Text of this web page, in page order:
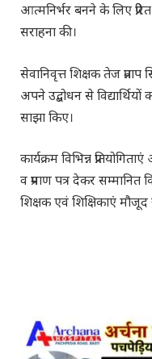
आत्मनिर्भर बनने के लिए
सराहना की।
सेवानिवृत्त शिक्षक तेज प्रताप
अपने उद्बोधन से
साझा किए।
कार्यक्रम विभिन्न
व प्रमाण पत्र देकर
शिक्षक एवं शिक्षिकाएं मौजूद